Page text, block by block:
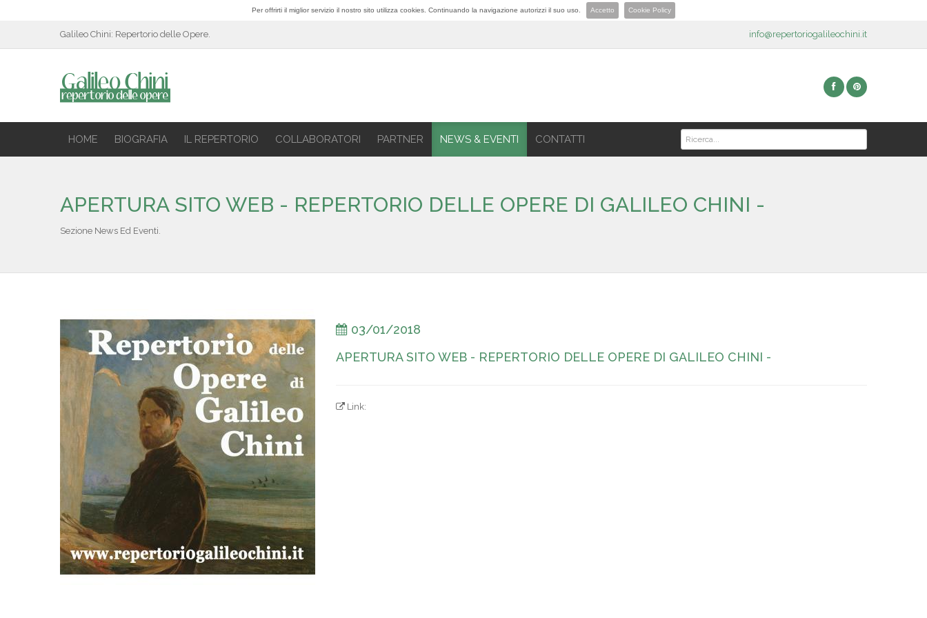
Per offrirti il miglior servizio il nostro sito utilizza cookies. Continuando la navigazione autorizzi il suo uso. Accetto Cookie Policy
Galileo Chini: Repertorio delle Opere. info@repertoriogalileochini.it
HOME BIOGRAFIA IL REPERTORIO COLLABORATORI PARTNER NEWS & EVENTI CONTATTI
APERTURA SITO WEB - REPERTORIO DELLE OPERE DI GALILEO CHINI -
Sezione News Ed Eventi.
03/01/2018
APERTURA SITO WEB - REPERTORIO DELLE OPERE DI GALILEO CHINI -
Link: